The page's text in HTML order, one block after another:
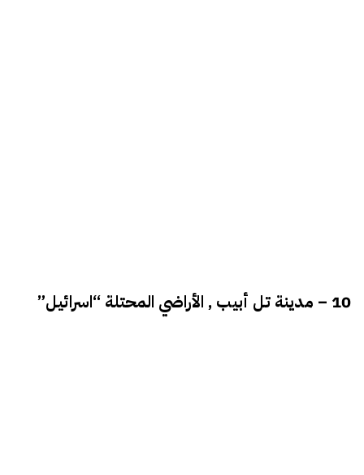
10 – مدينة تل أبيب , الأراضي المحتلة “اسرائيل”